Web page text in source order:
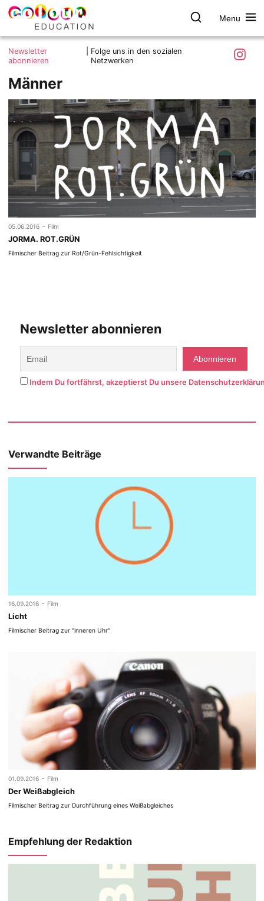
Skip
colour.education
Farbe
entdecken
Menu
Was ist colour.education?
Ziele und Mitmachen
Kontakt
Impressum
Datenschutzerklärung
Newsletter
abonnieren
Folge uns in den sozialen
Netzwerken
Männer
05.06.2016 - Film
JORMA. ROT.GRÜN
Filmischer Beitrag zur Rot/Grün-Fehlsichtigkeit
Newsletter abonnieren
Indem Du fortfährst, akzeptierst Du unsere
Verwandte Beiträge
16.09.2016 - Film
Licht
Filmischer Beitrag zur "inneren Uhr"
01.09.2016 - Film
Der Weißabgleich
Filmischer Beitrag zur Durchführung eines Weißabgleiches
Empfehlung der Redaktion